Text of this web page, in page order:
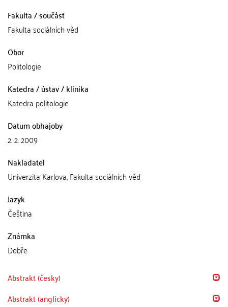
Fakulta / součást
Fakulta sociálních věd
Obor
Politologie
Katedra / ústav / klinika
Katedra politologie
Datum obhajoby
2. 2. 2009
Nakladatel
Univerzita Karlova, Fakulta sociálních věd
Jazyk
Čeština
Známka
Dobře
Abstrakt (česky)
Abstrakt (anglicky)